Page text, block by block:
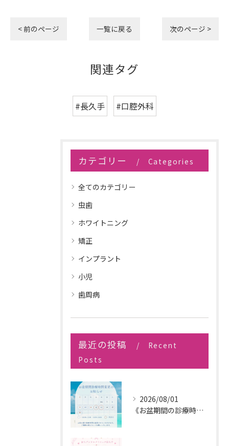
< 前のページ 一覧に戻る 次のページ >
関連タグ
#長久手 #口腔外科
カテゴリー Categories
全てのカテゴリー
虫歯
ホワイトニング
矯正
インプラント
小児
歯周病
最近の投稿
Recent
Posts
2026/08/01
《お盆期間の診療時間変更のお知らせ》